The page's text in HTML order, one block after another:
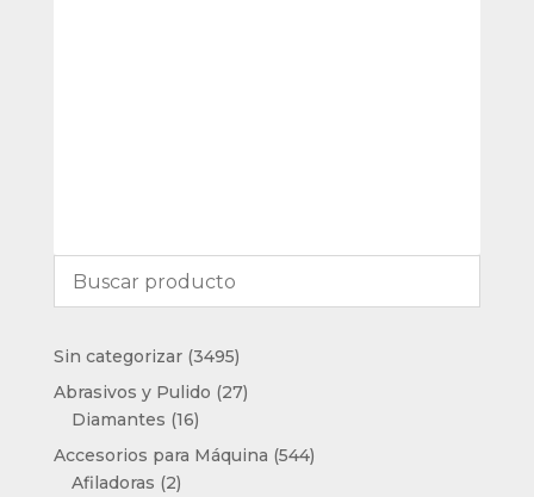
Sin categorizar 34953495
productos
Abrasivos y Pulido 2727
Diamantes 1616
productos
Accesorios para Máquina 544544
Afiladoras 22